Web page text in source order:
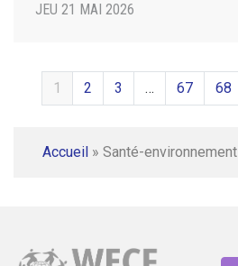
JEU 21 MAI 2026
1 2 3 … 67 68
Accueil » Santé-environnement